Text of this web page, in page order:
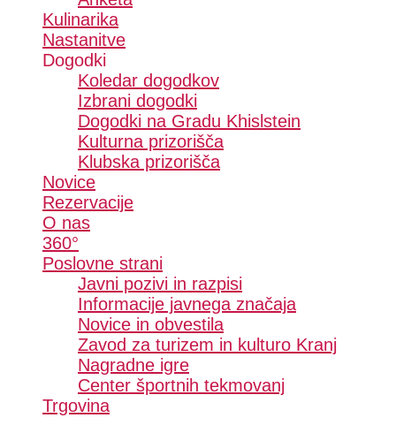
Kulinarika
Nastanitve
Dogodki
Koledar dogodkov
Izbrani dogodki
Dogodki na Gradu Khislstein
Kulturna prizorišča
Klubska prizorišča
Novice
Rezervacije
O nas
360°
Poslovne strani
Javni pozivi in razpisi
Informacije javnega značaja
Novice in obvestila
Zavod za turizem in kulturo Kranj
Nagradne igre
Center športnih tekmovanj
Trgovina